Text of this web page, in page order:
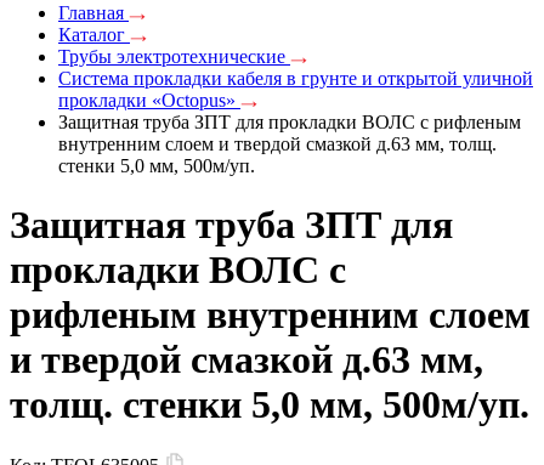
Главная
Каталог
Трубы электротехнические
Система прокладки кабеля в грунте и открытой уличной
прокладки «Octopus»
Защитная труба ЗПТ для прокладки ВОЛС с рифленым
внутренним слоем и твердой смазкой д.63 мм, толщ.
стенки 5,0 мм, 500м/уп.
Защитная труба ЗПТ для
прокладки ВОЛС с
рифленым внутренним слоем
и твердой смазкой д.63 мм,
толщ. стенки 5,0 мм, 500м/уп.